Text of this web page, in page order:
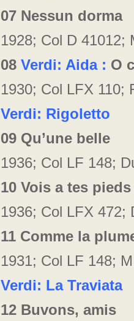
07 Nessun dorma
1928; Col D
08 Verdi: Aida : O
1930; Col LFX 110;
Verdi: Rigoletto
09 Qu’une belle
1936; Col LF 148;
10 Vois a tes pieds
1936; Col LFX
11 Comme la
1931; Col LF 148;
Verdi: La Traviata
12 Buvons, amis